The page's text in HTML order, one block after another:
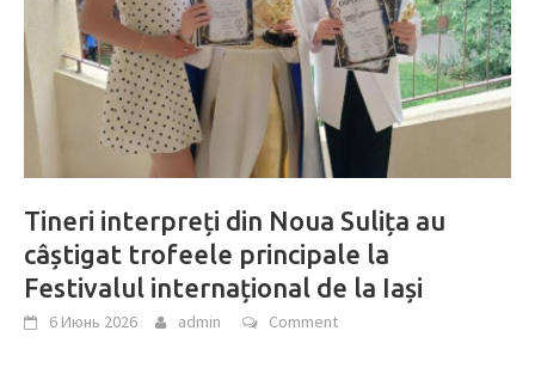
Tineri interpreți din Noua Sulița au
câștigat trofeele principale la
Festivalul internațional de la Iași
6 Июнь 2026 admin Comment